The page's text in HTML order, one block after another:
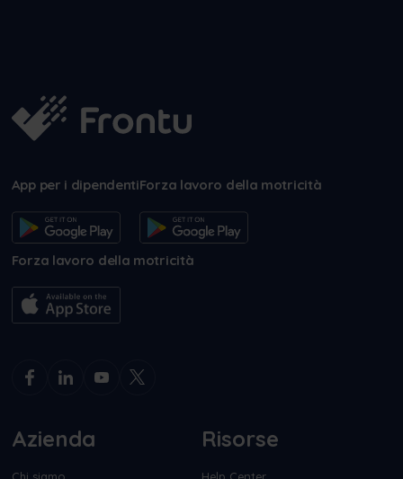
App per i dipendentiForza lavoro della motricità
Forza lavoro della motricità
Azienda Risorse